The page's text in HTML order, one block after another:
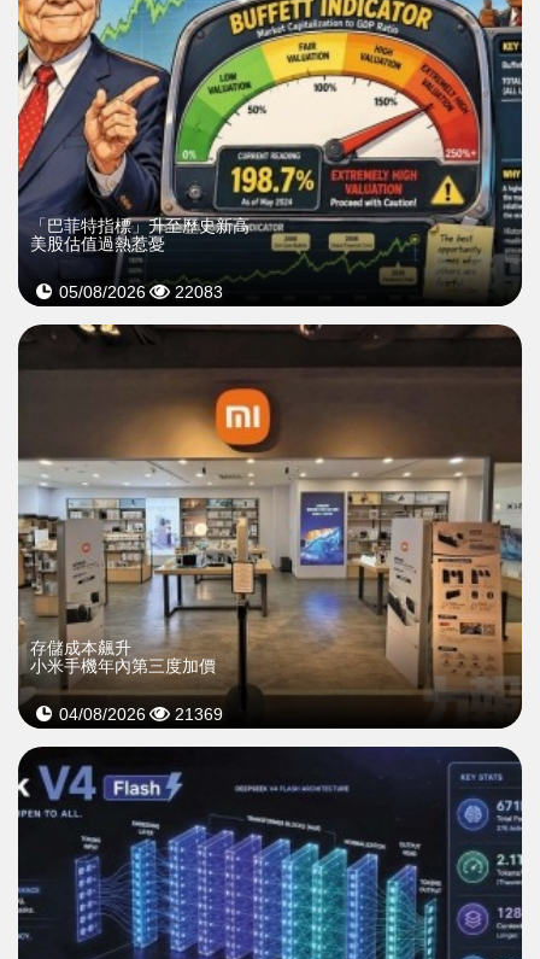
「巴菲特指標」升至歷史新高
美股估值過熱惹憂
05/08/2026 22083
存儲成本飆升
小米手機年內第三度加價
04/08/2026 21369